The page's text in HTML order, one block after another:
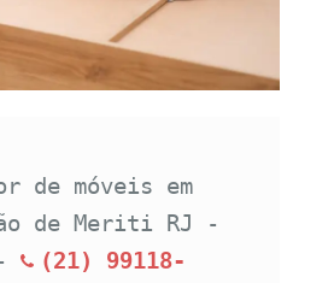
de móveis em
de Meriti RJ -
(21) 99118-